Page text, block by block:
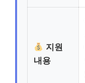
지원
내용